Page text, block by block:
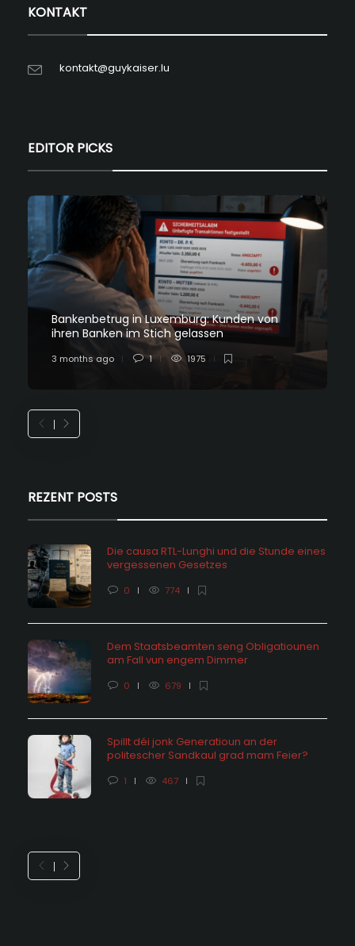
KONTAKT
kontakt@guykaiser.lu
EDITOR PICKS
Bankenbetrug in Luxemburg: Kunden von
ihren Banken im Stich gelassen
3 months ago 1 1975
REZENT POSTS
Die causa RTL-Lunghi und die Stunde eines
vergessenen Gesetzes
0 774
Dem Staatsbeamten seng Obligatiounen
am Fall vun engem Dimmer
0 679
Spillt déi jonk Generatioun an der
politescher Sandkaul grad mam Feier?
1 467